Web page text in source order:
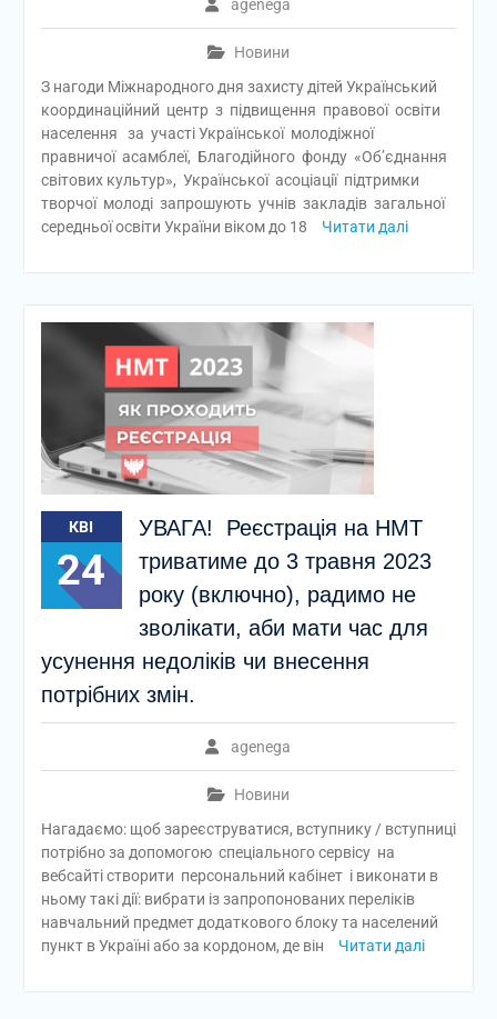
agenega
Новини
З нагоди Міжнародного дня захисту дітей Український
координаційний центр з підвищення правової освіти
населення за участі Української молодіжної
правничої асамблеї, Благодійного фонду «Об’єднання
світових культур», Української асоціації підтримки
творчої молоді запрошують учнів закладів загальної
середньої освіти України віком до 18
Читати далі
КВІ
24
УВАГА! Реєстрація на НМТ
триватиме до 3 травня 2023
року (включно), радимо не
зволікати, аби мати час для
усунення недоліків чи внесення
потрібних змін.
agenega
Новини
Нагадаємо: щоб зареєструватися, вступнику / вступниці
потрібно за допомогою спеціального сервісу на
вебсайті створити персональний кабінет і виконати в
ньому такі дії: вибрати із запропонованих переліків
навчальний предмет додаткового блоку та населений
пункт в Україні або за кордоном, де він
Читати далі